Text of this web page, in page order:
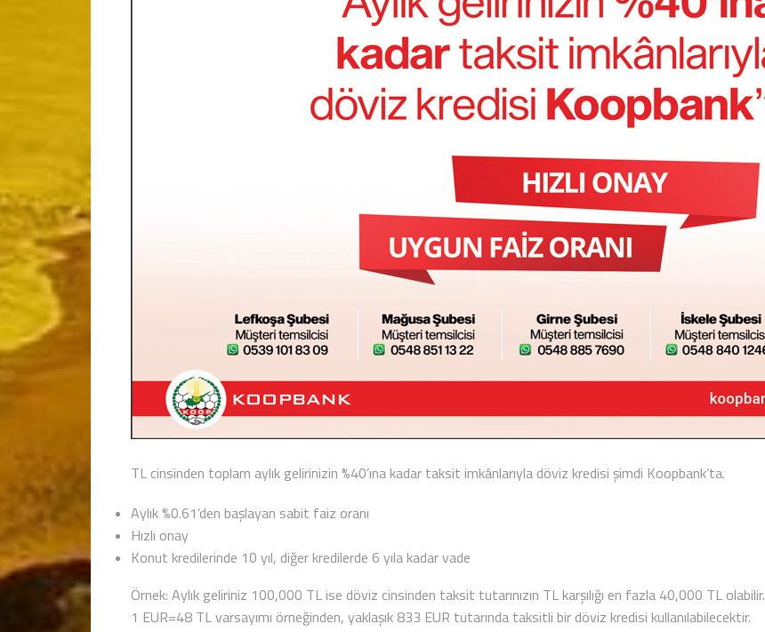
TL cinsinden toplam aylık gelirinizin %40’ına kadar taksit imkânlarıyla döviz kredisi şimdi Koopbank’ta.
Aylık %0.61’den başlayan sabit faiz oranı
Hızlı onay
Konut kredilerinde 10 yıl, diğer kredilerde 6 yıla kadar vade
Örnek: Aylık geliriniz 100,000 TL ise döviz cinsinden taksit tutarınızın TL karşılığı en fazla 40,000 TL olabilir.
1 EUR=48 TL varsayımı örneğinden, yaklaşık 833 EUR tutarında taksitli bir döviz kredisi kullanılabilecektir.